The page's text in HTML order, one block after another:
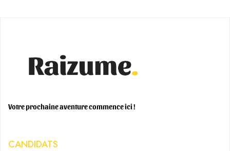
Votre prochaine aventure commence ici !
CANDIDATS